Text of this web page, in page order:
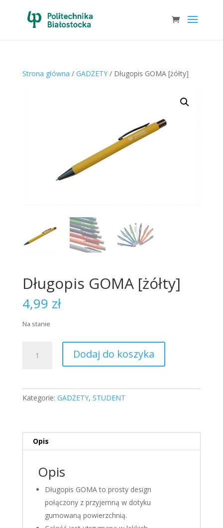
Strona główna / GADŻETY/ Długopis GOMA [żółty]
Długopis GOMA [żółty]
4,99 zł
Na stanie
Długopis
Dodaj do koszyka
Kategorie: GADŻETY, STUDENT
Opis
Opis
Długopis GOMA to prosty design
połączony z przyjemną w dotyku
gumowaną powierzchnią.